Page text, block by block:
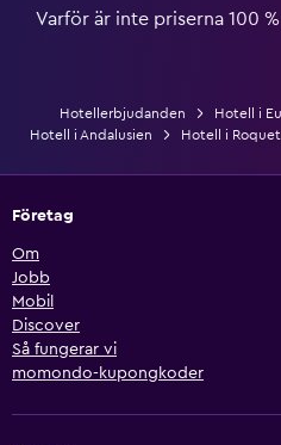
Varför är inte priserna 100
Hotellerbjudanden Hotell i
Hotell i Andalusien
Hotell i
Företag
Om
Jobb
Mobil
Discover
Så fungerar vi
momondo-kupongkoder